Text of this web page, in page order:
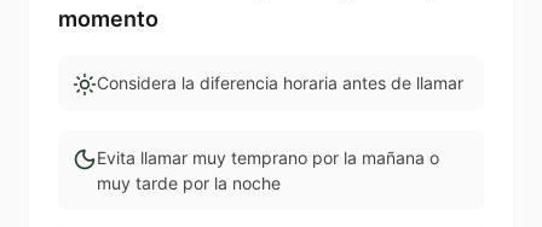
momento
Considera la diferencia horaria antes de llamar
Evita llamar muy temprano por la mañana o
muy tarde por la noche